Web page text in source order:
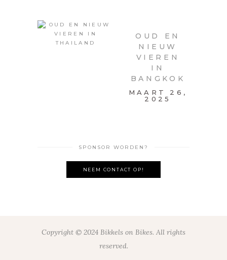
OUD EN
NIEUW
VIEREN
IN
BANGKOK
MAART 26,
2025
SPONSOR WORDEN?
NEEM CONTACT OP!
Copyright © 2024 Bikkels on Bikes. All rights
reserved.